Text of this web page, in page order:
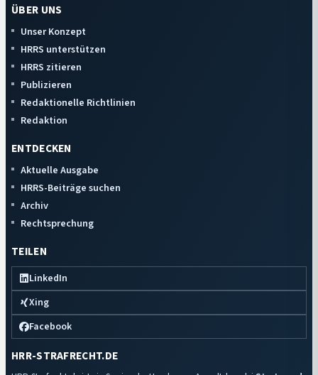
ÜBER UNS
Unser Konzept
HRRS unterstützen
HRRS zitieren
Publizieren
Redaktionelle Richtlinien
Redaktion
ENTDECKEN
Aktuelle Ausgabe
HRRS-Beiträge suchen
Archiv
Rechtsprechung
TEILEN
LinkedIn
Xing
Facebook
HRR-STRAFRECHT.DE